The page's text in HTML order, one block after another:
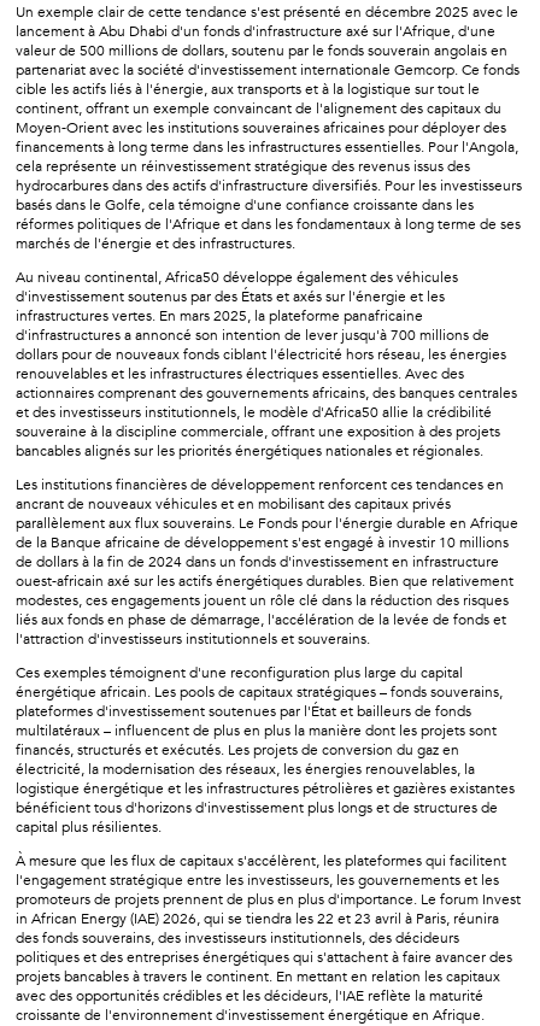
Un exemple clair de cette tendance s'est présenté en décembre 2025 avec le
lancement à Abu Dhabi d'un fonds d'infrastructure axé sur l'Afrique, d'une
valeur de 500 millions de dollars, soutenu par le fonds souverain angolais en
partenariat avec la société d'investissement internationale Gemcorp. Ce fonds
cible les actifs liés à l'énergie, aux transports et à la logistique sur tout le
continent, offrant un exemple convaincant de l'alignement des capitaux du
Moyen-Orient avec les institutions souveraines africaines pour déployer des
financements à long terme dans les infrastructures essentielles. Pour l'Angola,
cela représente un réinvestissement stratégique des revenus issus des
hydrocarbures dans des actifs d'infrastructure diversifiés. Pour les investisseurs
basés dans le Golfe, cela témoigne d'une confiance croissante dans les
réformes politiques de l'Afrique et dans les fondamentaux à long terme de ses
marchés de l'énergie et des infrastructures.
Au niveau continental, Africa50 développe également des véhicules
d'investissement soutenus par des États et axés sur l'énergie et les
infrastructures vertes. En mars 2025, la plateforme panafricaine
d'infrastructures a annoncé son intention de lever jusqu'à 700 millions de
dollars pour de nouveaux fonds ciblant l'électricité hors réseau, les énergies
renouvelables et les infrastructures électriques essentielles. Avec des
actionnaires comprenant des gouvernements africains, des banques centrales
et des investisseurs institutionnels, le modèle d'Africa50 allie la crédibilité
souveraine à la discipline commerciale, offrant une exposition à des projets
bancables alignés sur les priorités énergétiques nationales et régionales.
Les institutions financières de développement renforcent ces tendances en
ancrant de nouveaux véhicules et en mobilisant des capitaux privés
parallèlement aux flux souverains. Le Fonds pour l'énergie durable en Afrique
de la Banque africaine de développement s'est engagé à investir 10 millions
de dollars à la fin de 2024 dans un fonds d'investissement en infrastructure
ouest-africain axé sur les actifs énergétiques durables. Bien que relativement
modestes, ces engagements jouent un rôle clé dans la réduction des risques
liés aux fonds en phase de démarrage, l'accélération de la levée de fonds et
l'attraction d'investisseurs institutionnels et souverains.
Ces exemples témoignent d'une reconfiguration plus large du capital
énergétique africain. Les pools de capitaux stratégiques – fonds souverains,
plateformes d'investissement soutenues par l'État et bailleurs de fonds
multilatéraux – influencent de plus en plus la manière dont les projets sont
financés, structurés et exécutés. Les projets de conversion du gaz en
électricité, la modernisation des réseaux, les énergies renouvelables, la
logistique énergétique et les infrastructures pétrolières et gazières existantes
bénéficient tous d'horizons d'investissement plus longs et de structures de
capital plus résilientes.
À mesure que les flux de capitaux s'accélèrent, les plateformes qui facilitent
l'engagement stratégique entre les investisseurs, les gouvernements et les
promoteurs de projets prennent de plus en plus d'importance. Le forum Invest
in African Energy (IAE) 2026, qui se tiendra les 22 et 23 avril à Paris, réunira
des fonds souverains, des investisseurs institutionnels, des décideurs
politiques et des entreprises énergétiques qui s'attachent à faire avancer des
projets bancables à travers le continent. En mettant en relation les capitaux
avec des opportunités crédibles et les décideurs, l'IAE reflète la maturité
croissante de l'environnement d'investissement énergétique en Afrique.